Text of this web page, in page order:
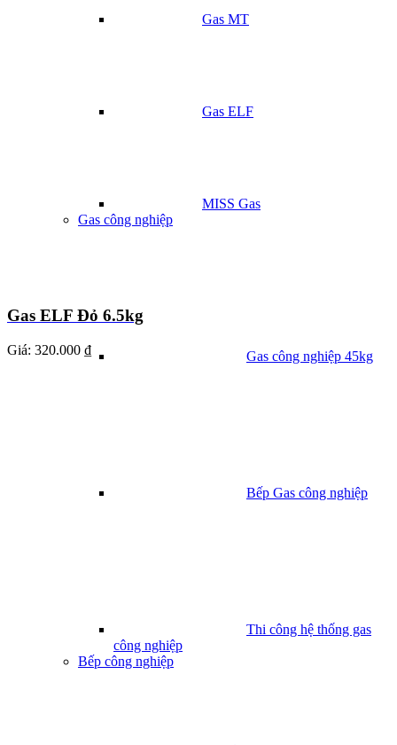
Gas MT
Gas ELF
MISS Gas
Gas công nghiệp
Gas công nghiệp 45kg
Bếp Gas công nghiệp
Thi công hệ thống gas
công nghiệp
Bếp công nghiệp
Gas ELF Đỏ 6.5kg
Giá: 320.000 ₫